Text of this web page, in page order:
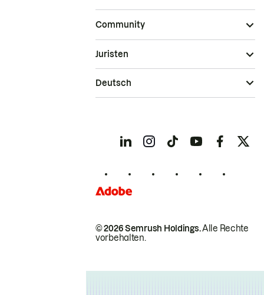
Community
© 2026 Semrush Holdings.Alle Rechte
vorbehalten.
Juristen
Deutsch